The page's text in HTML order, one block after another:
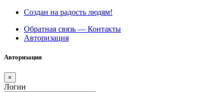
Создан на радость людям!
Обратная связь — Контакты
Авторизация
Авторизация
×
Логин